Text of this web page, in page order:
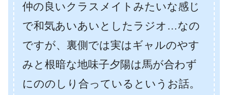
仲の良いクラスメイトみたいな感じ
で和気あいあいとしたラジオ…なの
ですが、裏側では実はギャルのやす
みと根暗な地味子夕陽は馬が合わず
にののしり合っているというお話。